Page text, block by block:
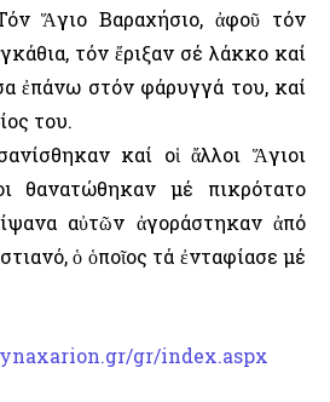
Ἅγιο Βαραχήσιο, ἀφοῦ τόν
τόν ἔριξαν σέ λάκκο καί
ἐπάνω στόν φάρυγγά του, καί
του.
καί οἱ ἄλλοι Ἅγιοι
θανατώθηκαν μέ πικρότατο
αὐτῶν ἀγοράστηκαν ἀπό
ὁ ὁποῖος τά ἐνταφίασε μέ
gr/index.aspx